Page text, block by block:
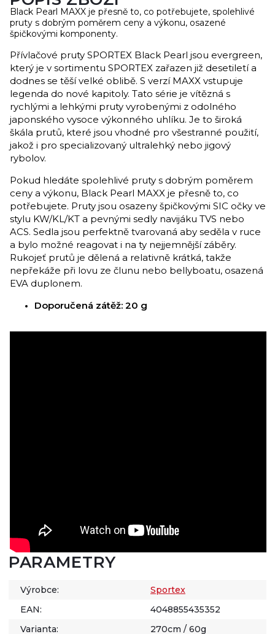
Black Pearl MAXX je přesně to, co potřebujete, spolehlivé
pruty s dobrým poměrem ceny a výkonu, osazené
špičkovými komponenty.
Přívlačové pruty SPORTEX Black Pearl jsou evergreen,
který je v sortimentu SPORTEX zařazen již desetiletí a
dodnes se těší velké oblibě. S verzí MAXX vstupuje
legenda do nové kapitoly. Tato série je vítězná s
rychlými a lehkými pruty vyrobenými z odolného
japonského vysoce výkonného uhlíku. Je to široká
škála prutů, které jsou vhodné pro všestranné použití,
jakož i pro specializovaný ultralehký nebo jigový
rybolov.
Pokud hledáte spolehlivé pruty s dobrým poměrem
ceny a výkonu, Black Pearl MAXX je přesně to, co
potřebujete. Pruty jsou osazeny špičkovými SIC očky ve
stylu KW/KL/KT a pevnými sedly navijáku TVS nebo
ACS. Sedla jsou perfektně tvarovaná aby seděla v ruce
a bylo možné reagovat i na ty nejjemnější záběry.
Rukojeť prutů je dělená a relativně krátká, takže
nepřekáže při lovu ze člunu nebo bellyboatu, osazená
EVA duplonem.
Doporučená zátěž: 20 g
PARAMETRY
Výrobce:
Sportex
EAN:
4048855435352
Varianta:
270cm / 60g